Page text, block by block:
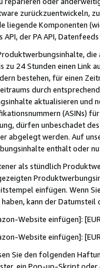
zurückzuentwickeln,
liegende Komponenten
API, der PA API,
die
zu 24 Stunden einen Link
bestehen, für einen
durch
aktualisieren und
(ASINs)
dürfen unbeschadet
abgelegt werden. Auf
enthält oder
als stündlich
einfügen. Wenn
kann der
Website einfügen]:
Website einfügen]:
Sie den folgenden
ein Pop-up-Skript